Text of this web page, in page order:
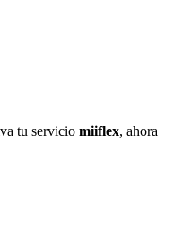
tu servicio miiflex, ahora